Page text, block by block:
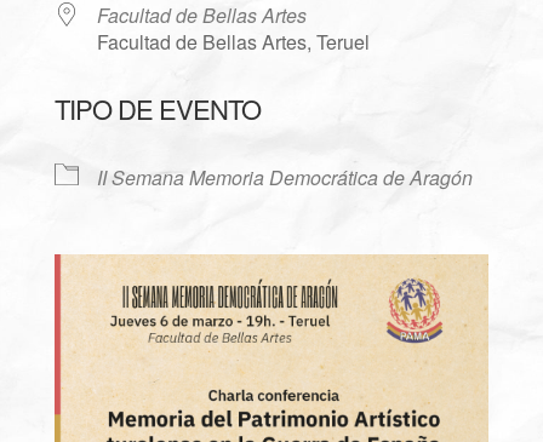
Facultad de Bellas Artes
Facultad de Bellas Artes, Teruel
TIPO DE EVENTO
II Semana Memoria Democrática de Aragón